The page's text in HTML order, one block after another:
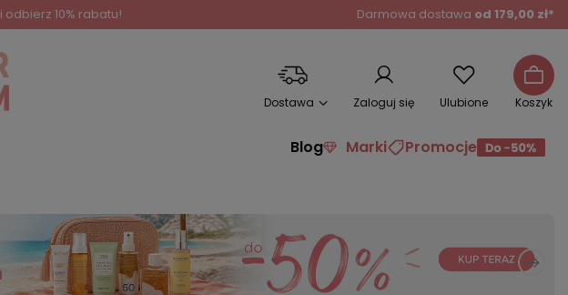
i odbierz 10% rabatu! Darmowa dostawa od 179,00 zł*
Dostawa Zaloguj się Ulubione Koszyk
Blog Marki Promocje